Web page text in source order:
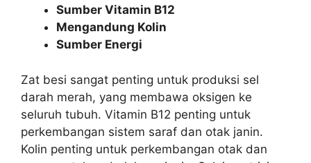
Sumber Vitamin B12
Mengandung Kolin
Sumber Energi
Zat besi sangat penting untuk produksi sel
darah merah, yang membawa oksigen ke
seluruh tubuh. Vitamin B12 penting untuk
perkembangan sistem saraf dan otak janin.
Kolin penting untuk perkembangan otak dan